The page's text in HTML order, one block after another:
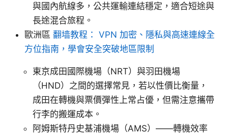
與國內航線多，公共運輸連結穩定，適合短途與
長途混合旅程。
歐洲區 翻墙教程： VPN 加密、隱私與高速連線全
方位指南，學會安全突破地區限制
東京成田國際機場（NRT）與羽田機場
（HND）之間的選擇常見，若以性價比衡量，
成田在轉機與票價彈性上常占優，但需注意攜帶
行李的搬運成本。
阿姆斯特丹史基浦機場（AMS）——轉機效率